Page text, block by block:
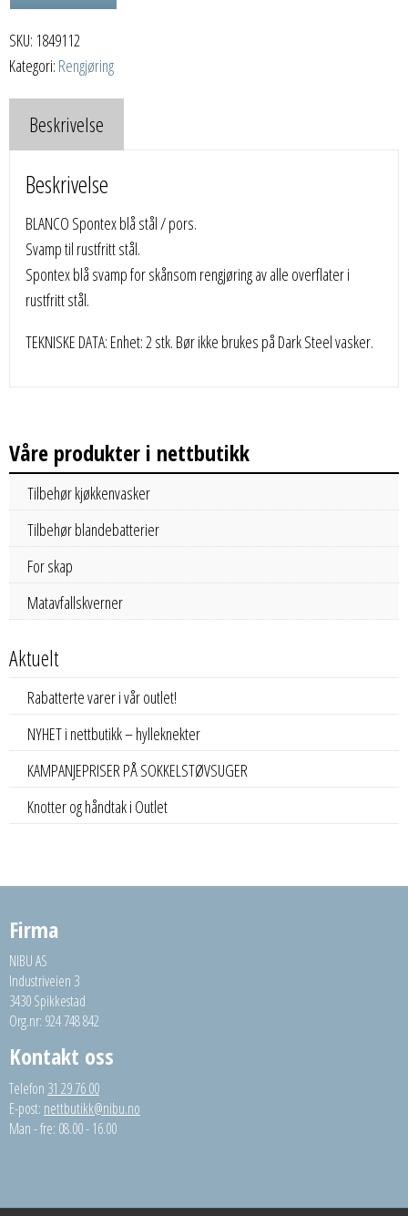
SKU: 1849112
Kategori: Rengjøring
Beskrivelse
Beskrivelse
BLANCO Spontex blå stål / pors.
Svamp til rustfritt stål.
Spontex blå svamp for skånsom rengjøring av alle overflater i
rustfritt stål.
TEKNISKE DATA: Enhet: 2 stk. Bør ikke brukes på Dark Steel vasker.
Våre produkter i nettbutikk
Tilbehør kjøkkenvasker
Tilbehør blandebatterier
For skap
Matavfallskverner
Aktuelt
Rabatterte varer i vår outlet!
NYHET i nettbutikk – hylleknekter
KAMPANJEPRISER PÅ SOKKELSTØVSUGER
Knotter og håndtak i Outlet
Firma
NIBU AS
Industriveien 3
3430 Spikkestad
Org.nr: 924 748 842
Kontakt oss
Telefon 31 29 76 00
E-post: nettbutikk@nibu.no
Man - fre: 08.00 - 16.00